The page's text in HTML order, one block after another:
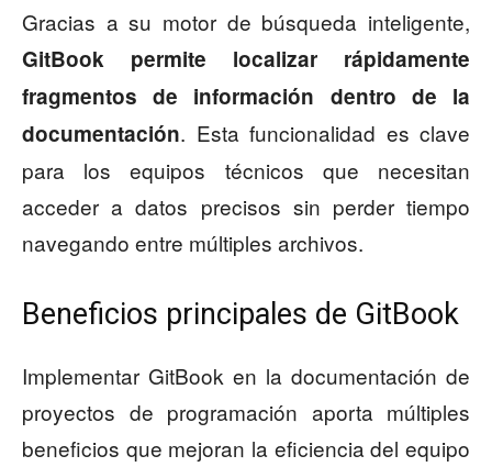
Gracias a su motor de búsqueda inteligente,
GitBook permite localizar rápidamente
fragmentos de información dentro de la
documentación. Esta funcionalidad es clave
para los equipos técnicos que necesitan
acceder a datos precisos sin perder tiempo
navegando entre múltiples archivos.
Beneficios principales de GitBook
Implementar GitBook en la documentación de
proyectos de programación aporta múltiples
beneficios que mejoran la eficiencia del equipo